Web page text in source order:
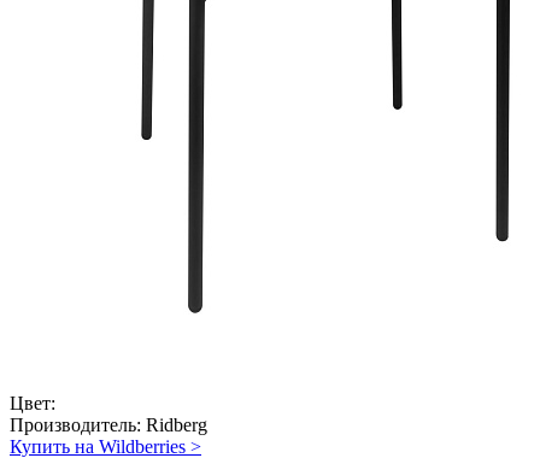
Цвет:
Производитель: Ridberg
Купить на Wildberries >